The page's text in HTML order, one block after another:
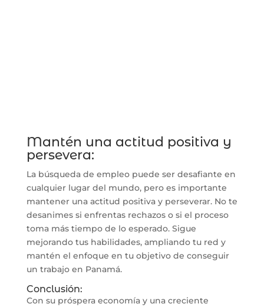
Mantén una actitud positiva y
persevera:
La búsqueda de empleo puede ser desafiante en
cualquier lugar del mundo, pero es importante
mantener una actitud positiva y perseverar. No te
desanimes si enfrentas rechazos o si el proceso
toma más tiempo de lo esperado. Sigue
mejorando tus habilidades, ampliando tu red y
mantén el enfoque en tu objetivo de conseguir
un trabajo en Panamá.
Conclusión:
Con su próspera economía y una creciente